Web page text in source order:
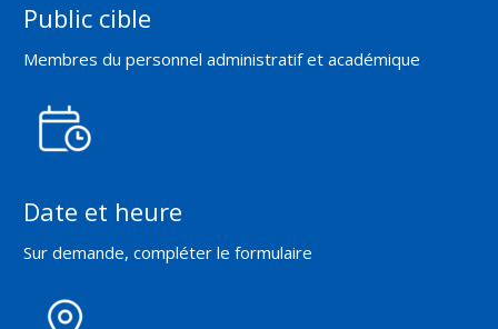
Public cible
Membres du personnel administratif et académique
Date et heure
Sur demande, compléter le formulaire